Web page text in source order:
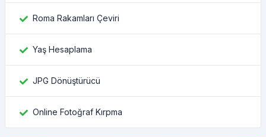
Roma Rakamları Çeviri
Yaş Hesaplama
JPG Dönüştürücü
Online Fotoğraf Kırpma